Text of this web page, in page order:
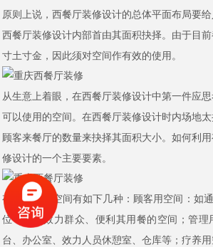
原则上说，西餐厅装修设计的总体平面布局要
西餐厅装修设计内部首由其面积抉择。由于目
寸土寸金，因此须对空间作有效的使用。
从生意上着眼，在西餐厅装修设计中第一件应
可以使用的空间。在西餐厅装修设计时内场地
顾客来餐厅的数量来抉择其面积大小。如何利
修设计的一个主要要素。
有关的主要空间有如下几种：顾客用空间：如
位等，是效力群众、便利其用餐的空间；管理
台、办公室、效力人员休憩室、仓库等；疗养